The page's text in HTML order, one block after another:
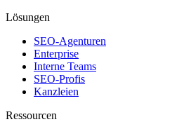
Lösungen
SEO-Agenturen
Enterprise
Interne Teams
SEO-Profis
Kanzleien
Ressourcen